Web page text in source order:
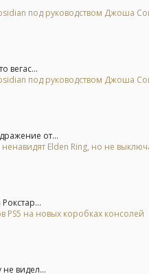
под руководством Джоша
вегас...
под руководством Джоша
от...
Elden Ring, но не
PS5 на новых коробках консолей
не видел...